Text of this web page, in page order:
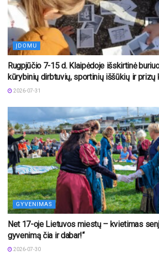
ĮDOMU
Rugpjūčio 7-15 d. Klaipėdoje išskirtinė
kūrybinių dirbtuvių, sportinių iššūkių ir prizų
2026-07-31
GYVENIMAS
Net 17-oje Lietuvos miestų – kvietimas
gyvenimą čia ir dabar!“
2026-07-30